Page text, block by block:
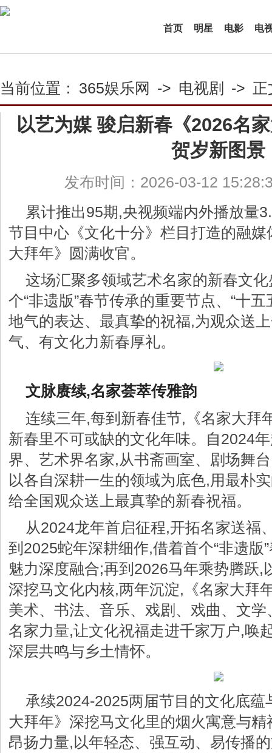
首页 明星 电影 电
当前位置： 365娱乐网 -> 电视剧 -> 正
以艺为媒 骏启新春《2026名
贺岁新图景
发布时间：2026-03-12
累计推出95期,央视频端内外播放量
节目中心《文化十分》栏目打造的融
大拜年》圆满收官。
这场汇聚多领域艺术名家的新春文
个“非遗版”春节传承的重要节点、“十
地气的表达、最真挚的祝福,为观众送
气、有文化力新春厚礼。
文脉赓续,名家荟萃传雅韵
连续三年,每到新春佳节,《名家大拜
新春里不可或缺的文化年味。自2024
界、艺术界名家,从书斋画室、剧场舞
以各自深耕一生的领域为底色,用最朴
给全国观众送上最真挚的新春祝福。
从2024龙年首启征程,开拓名家送福
到2025蛇年深耕细作,借着首个“非遗版
魅力深度融合;再到2026马年乘势腾跃,
深挖马文化内核,两年沉淀,《名家大拜
美术、书法、音乐、戏剧、戏曲、文
名家力量,让文化祝福走进千家万户,唤
深层共鸣与乡土情怀。
承续2024-2025两届节目的文化底
大拜年》深挖马文化里的烟火寓意与
昂扬力量,以年轻态、强互动、易传播